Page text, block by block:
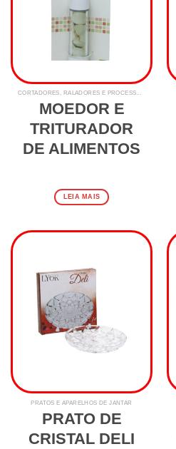
CORTADORES, RALADORES E PROCESSADORES
MOEDOR E
TRITURADOR
DE ALIMENTOS
LEIA MAIS
PRATOS E APARELHOS DE JANTAR
PRATO DE
CRISTAL DELI